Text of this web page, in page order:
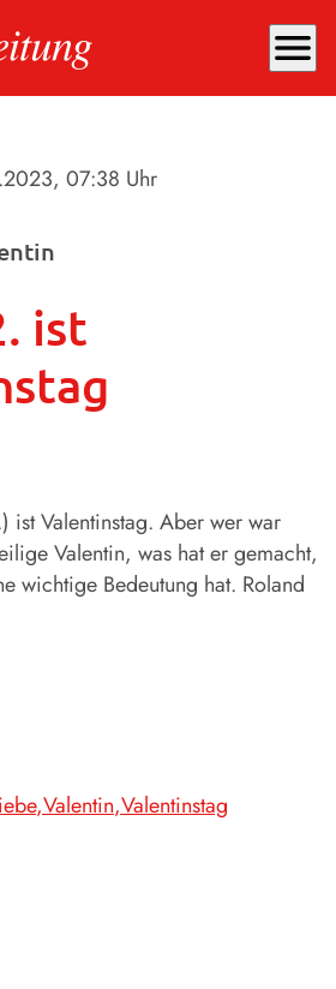
menu
, 07:38 Uhr
ist
ist Valentinstag. Aber wer war
Valentin, was hat er gemacht,
wichtige Bedeutung hat. Roland
Valentin Valentinstag